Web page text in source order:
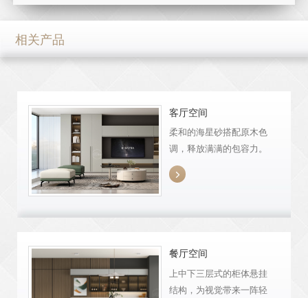
相关产品
客厅空间
柔和的海星砂搭配原木色
调，释放满满的包容力。
希漫沙发安静的演绎着生
活的美好，让受困于城市

餐厅空间
上中下三层式的柜体悬挂
结构，为视觉带来一阵轻